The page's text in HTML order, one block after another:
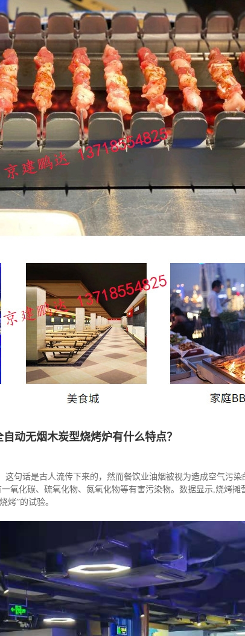
自动无烟木炭型烧烤炉有什么特点？
这句话是古人流传下来的，然而餐饮业油烟被视为造成空气污染
氧化碳、硫氧化物、氮氧化物等有害污染物。数据显示,烧烤
烤”的试验。